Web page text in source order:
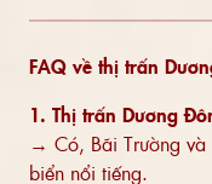
FAQ về thị trấn
1. Thị trấn Dương
→ Có, Bãi Trường và
biển nổi tiếng.